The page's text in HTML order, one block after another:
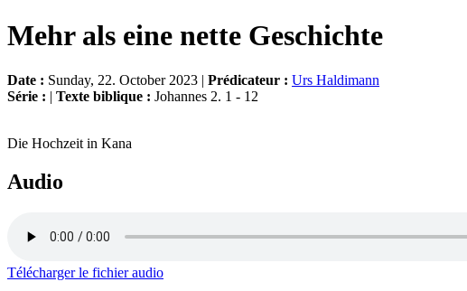
Mehr als eine nette Geschichte
Date : Sunday, 22. October 2023 | Prédicateur : Urs Haldimann
Série : | Texte biblique : Johannes 2. 1 - 12
Die Hochzeit in Kana
Audio
Télécharger le fichier audio